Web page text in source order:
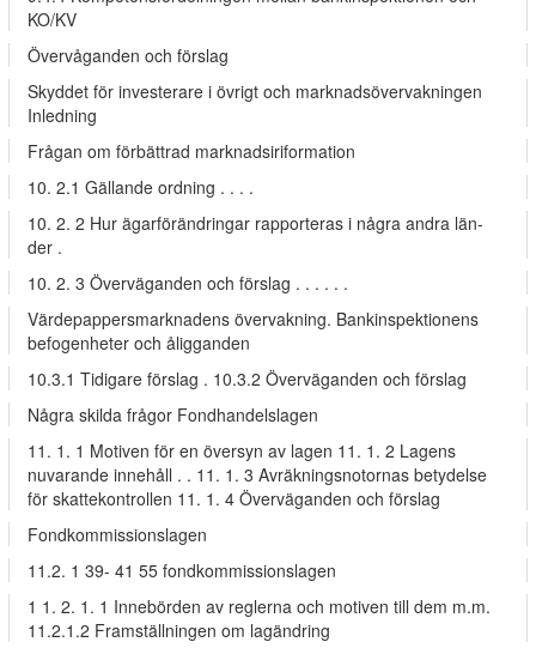
KO/KV
Övervåganden och förslag
Skyddet för investerare i övrigt och marknadsövervakningen
Inledning
Frågan om förbättrad marknadsiriformation
10. 2.1 Gällande ordning . . . .
10. 2. 2 Hur ägarförändringar rapporteras i några andra län-
der .
10. 2. 3 Överväganden och förslag . . . . . .
Värdepappersmarknadens övervakning. Bankinspektionens
befogenheter och åligganden
10.3.1 Tidigare förslag . 10.3.2 Överväganden och förslag
Några skilda frågor Fondhandelslagen
11. 1. 1 Motiven för en översyn av lagen 11. 1. 2 Lagens
nuvarande innehåll . . 11. 1. 3 Avräkningsnotornas betydelse
för skattekontrollen 11. 1. 4 Överväganden och förslag
Fondkommissionslagen
11.2. 1 39- 41 55 fondkommissionslagen
1 1. 2. 1. 1 Innebörden av reglerna och motiven till dem m.m.
11.2.1.2 Framställningen om lagändring